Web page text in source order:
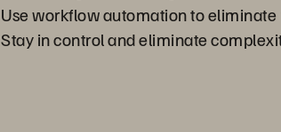
Use workflow automation to
Stay in control and eliminate